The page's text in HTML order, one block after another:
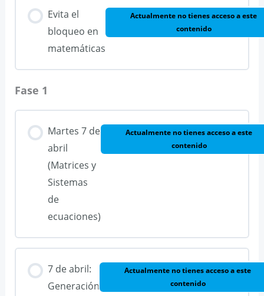
Evita el
bloqueo en
matemáticas
Actualmente no tienes acceso a este
contenido
Fase 1
Martes 7 de
abril
(Matrices y
Sistemas
de
ecuaciones)
Actualmente no tienes acceso a este
contenido
7 de abril:
Generación
Actualmente no tienes acceso a este
contenido